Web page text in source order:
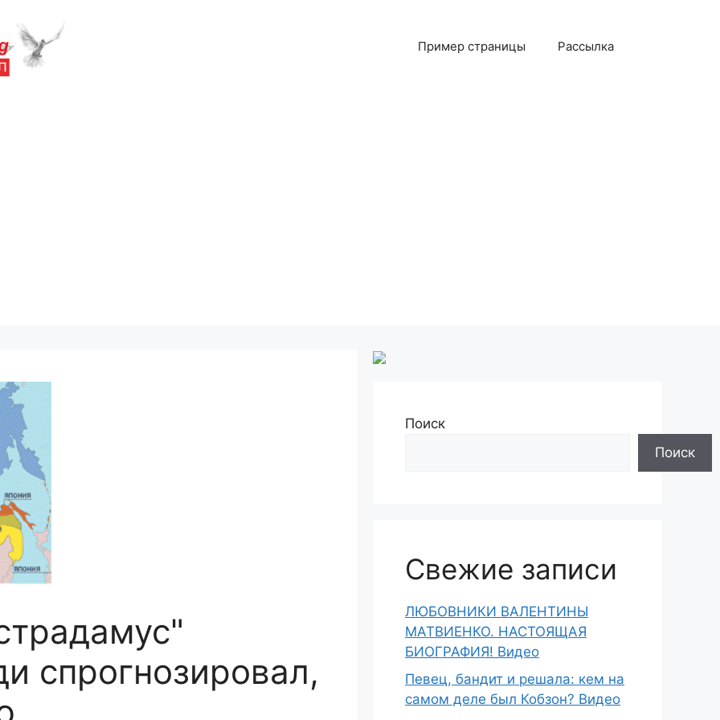
Пример страницы Рассылка
спрогнозировал,
Поиск
Поиск
Свежие записи
ЛЮБОВНИКИ ВАЛЕНТИНЫ
МАТВИЕНКО. НАСТОЯЩАЯ
БИОГРАФИЯ! Видео
Певец, бандит и решала: кем на
самом деле был Кобзон? Видео